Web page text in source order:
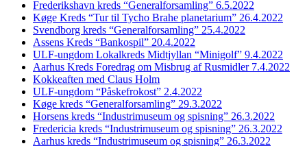
Frederikshavn kreds “Generalforsamling” 6.5.2022
Køge Kreds “Tur til Tycho Brahe planetarium” 26.4.2022
Svendborg kreds “Generalforsamling” 25.4.2022
Assens Kreds “Bankospil” 20.4.2022
ULF-ungdom Lokalkreds Midtjyllan “Minigolf” 9.4.2022
Aarhus Kreds Foredrag om Misbrug af Rusmidler 7.4.2022
Kokkeaften med Claus Holm
ULF-ungdom “Påskefrokost” 2.4.2022
Køge kreds “Generalforsamling” 29.3.2022
Horsens kreds “Industrimuseum og spisning” 26.3.2022
Fredericia kreds “Industrimuseum og spisning” 26.3.2022
Aarhus kreds “Industrimuseum og spisning” 26.3.2022